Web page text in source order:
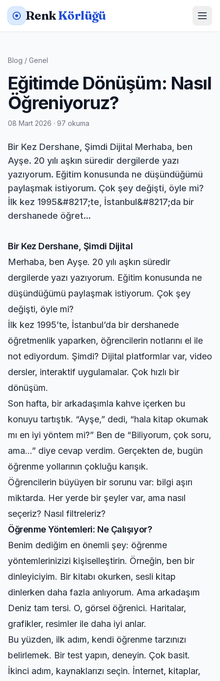
RenkKörlüğü
Blog / Genel
Eğitimde Dönüşüm: Nasıl
Öğreniyoruz?
08 Mart 2026 · 97 okuma
Bir Kez Dershane, Şimdi Dijital Merhaba, ben
Ayşe. 20 yılı aşkın süredir dergilerde yazı
yazıyorum. Eğitim konusunda ne düşündüğümü
paylaşmak istiyorum. Çok şey değişti, öyle mi?
İlk kez 1995&#8217;te, İstanbul&#8217;da bir
dershanede öğret...
Bir Kez Dershane, Şimdi Dijital
Merhaba, ben Ayşe. 20 yılı aşkın süredir
dergilerde yazı yazıyorum. Eğitim konusunda ne
düşündüğümü paylaşmak istiyorum. Çok şey
değişti, öyle mi?
İlk kez 1995’te, İstanbul’da bir dershanede
öğretmenlik yaparken, öğrencilerin notlarını el ile
not ediyordum. Şimdi? Dijital platformlar var, video
dersler, interaktif uygulamalar. Çok hızlı bir
dönüşüm.
Son hafta, bir arkadaşımla kahve içerken bu
konuyu tartıştık. “Ayşe,” dedi, “hala kitap okumak
mı en iyi yöntem mi?” Ben de “Biliyorum, çok soru,
ama…” diye cevap verdim. Gerçekten de, bugün
öğrenme yollarının çokluğu karışık.
Öğrencilerin büyüyen bir sorunu var: bilgi aşırı
miktarda. Her yerde bir şeyler var, ama nasıl
seçeriz? Nasıl filtreleriz?
Öğrenme Yöntemleri: Ne Çalışıyor?
Benim dediğim en önemli şey: öğrenme
yöntemlerinizizi kişiselleştirin. Örneğin, ben bir
dinleyiciyim. Bir kitabı okurken, sesli kitap
dinlerken daha fazla anlıyorum. Ama arkadaşım
Deniz tam tersi. O, görsel öğrenici. Haritalar,
grafikler, resimler ile daha iyi anlar.
Bu yüzden, ilk adım, kendi öğrenme tarzınızı
belirlemek. Bir test yapın, deneyin. Çok basit.
İkinci adım, kaynaklarızı seçin. İnternet, kitaplar,